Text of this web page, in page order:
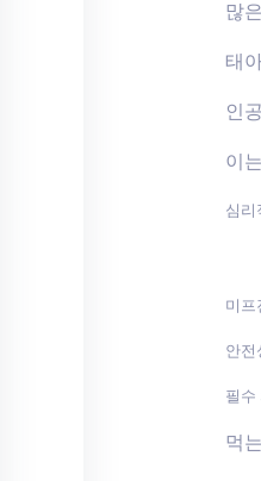
많
태
인
이
심리
미프
안전
필수
먹